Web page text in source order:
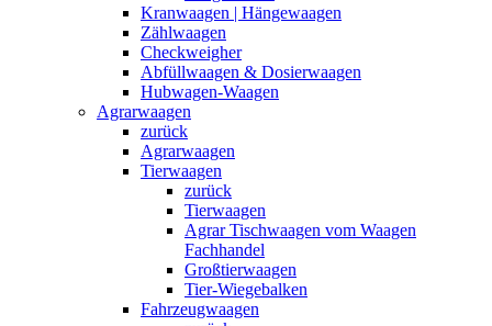
Kranwaagen | Hängewaagen
Zählwaagen
Checkweigher
Abfüllwaagen & Dosierwaagen
Hubwagen-Waagen
Agrarwaagen
zurück
Agrarwaagen
Tierwaagen
zurück
Tierwaagen
Agrar Tischwaagen vom Waagen
Fachhandel
Großtierwaagen
Tier-Wiegebalken
Fahrzeugwaagen